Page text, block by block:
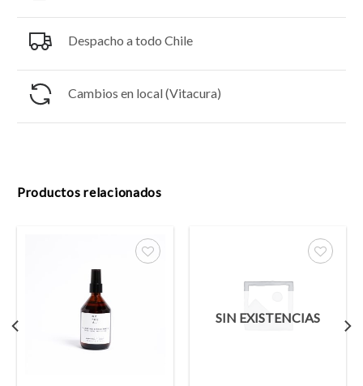
Despacho a todo Chile
Cambios en local (Vitacura)
Productos relacionados
lista
SIN EXISTENCIAS